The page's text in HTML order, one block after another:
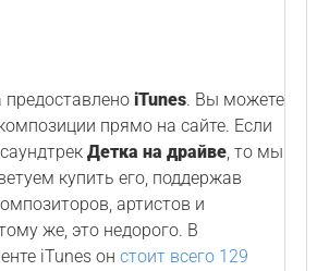
iTunes. Вы можете
прямо на сайте. Если
Детка на драйве, то мы
купить его, поддержав
артистов и
же, это недорого. В
iTunes он стоит всего 129